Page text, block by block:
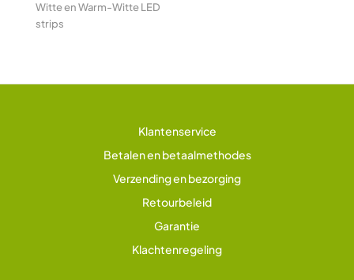
Witte en Warm-Witte LED
strips
Klantenservice
Betalen en betaalmethodes
Verzending en bezorging
Retourbeleid
Garantie
Klachtenregeling